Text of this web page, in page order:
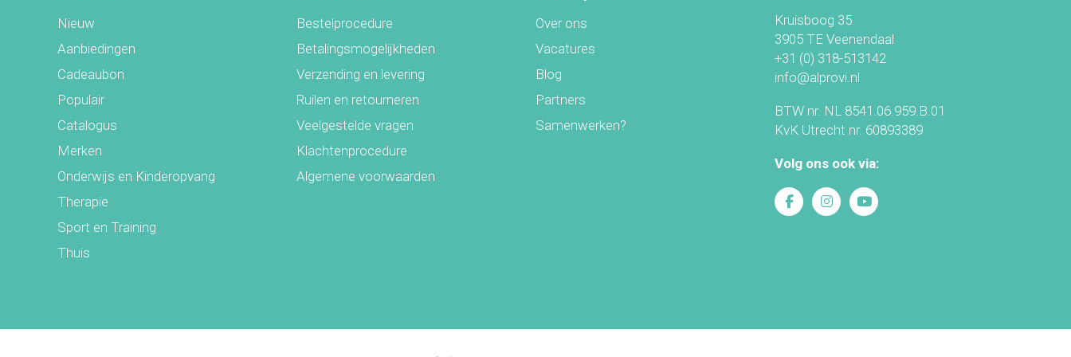
Nieuw
Aanbiedingen
Cadeaubon
Populair
Catalogus
Merken
Onderwijs en Kinderopvang
Therapie
Sport en Training
Thuis
Bestelprocedure
Betalingsmogelijkheden
Verzending en levering
Ruilen en retourneren
Veelgestelde vragen
Klachtenprocedure
Algemene voorwaarden
Over ons
Vacatures
Blog
Partners
Samenwerken?
Kruisboog 35
3905 TE Veenendaal
+31 (0) 318-513142
info@alprovi.nl
BTW nr. NL 8541.06.959.B.01
KvK Utrecht nr. 60893389
Volg ons ook via: